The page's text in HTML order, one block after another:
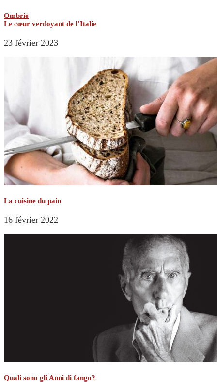
Ombrie
Le cœur verdoyant de l’Italie
23 février 2023
La cuisine du pain
16 février 2022
Quali sono gli Anni di fango?